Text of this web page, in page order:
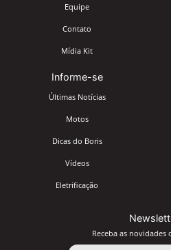
Equipe
Contato
Mídia Kit
Informe-se
Últimas Notícias
Motos
Dicas do Boris
Vídeos
Eletrificação
Receba as novidades